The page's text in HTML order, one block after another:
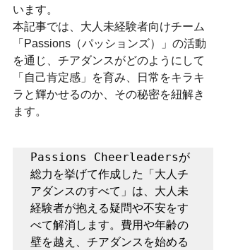
います。
本記事では、大人未経験者向けチーム
「Passions（パッションズ）」の活動
を通じ、チアダンスがどのようにして
「自己肯定感」を育み、日常をキラキ
ラと輝かせるのか、その秘密を紐解き
ます。
Passions Cheerleadersが
総力を挙げて作成した「大人チ
アダンスのすべて」は、大人未
経験者が抱える疑問や不安をす
べて解消します。費用や年齢の
壁を越え、チアダンスを始める